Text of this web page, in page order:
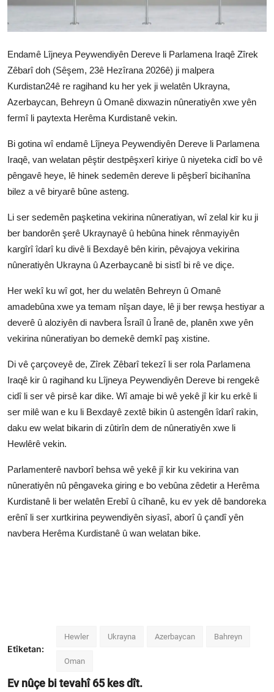
Endamê Lîjneya Peywendiyên Dereve li Parlamena Iraqê Zîrek
Zêbarî doh (Sêşem, 23ê Hezîrana 2026ê) ji malpera
Kurdistan24ê re ragihand ku her yek ji welatên Ukrayna,
Azerbaycan, Behreyn û Omanê dixwazin nûneratiyên xwe yên
fermî li paytexta Herêma Kurdistanê vekin.
Bi gotina wî endamê Lîjneya Peywendiyên Dereve li Parlamena
Iraqê, van welatan pêştir destpêşxerî kiriye û niyeteka cidî bo vê
pêngavê heye, lê hinek sedemên dereve li pêşberî bicihanîna
bilez a vê biryarê bûne asteng.
Li ser sedemên paşketina vekirina nûneratiyan, wî zelal kir ku ji
ber bandorên şerê Ukraynayê û hebûna hinek rênmayiyên
kargîrî îdarî ku divê li Bexdayê bên kirin, pêvajoya vekirina
nûneratiyên Ukrayna û Azerbaycanê bi sistî bi rê ve diçe.
Her wekî ku wî got, her du welatên Behreyn û Omanê
amadebûna xwe ya temam nîşan daye, lê ji ber rewşa hestiyar a
deverê û aloziyên di navbera Îsraîl û Îranê de, planên xwe yên
vekirina nûneratiyan bo demekê demkî paş xistine.
Di vê çarçoveyê de, Zîrek Zêbarî tekezî li ser rola Parlamena
Iraqê kir û ragihand ku Lîjneya Peywendiyên Dereve bi rengekê
cidî li ser vê pirsê kar dike. Wî amaje bi wê yekê jî kir ku erkê li
ser milê wan e ku li Bexdayê zextê bikin û astengên îdarî rakin,
daku ew welat bikarin di zûtirîn dem de nûneratiyên xwe li
Hewlêrê vekin.
Parlamenterê navborî behsa wê yekê jî kir ku vekirina van
nûneratiyên nû pêngaveka giring e bo vebûna zêdetir a Herêma
Kurdistanê li ber welatên Erebî û cîhanê, ku ev yek dê bandoreka
erênî li ser xurtkirina peywendiyên siyasî, aborî û çandî yên
navbera Herêma Kurdistanê û wan welatan bike.
Etîketan:
Hewler Ukrayna Azerbaycan Bahreyn
Oman
Ev nûçe bi tevahî65kes dît.